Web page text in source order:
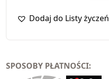
Dodaj do Listy życzeń
SPOSOBY PŁATNOŚCI: